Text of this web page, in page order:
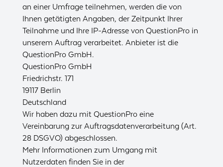
an einer Umfrage teilnehmen, werden die von
Ihnen getätigten Angaben, der Zeitpunkt Ihrer
Teilnahme und Ihre IP-Adresse von QuestionPro in
unserem Auftrag verarbeitet. Anbieter ist die
QuestionPro GmbH.
QuestionPro GmbH
Friedrichstr. 171
19117 Berlin
Deutschland
Wir haben dazu mit QuestionPro eine
Vereinbarung zur Auftragsdatenverarbeitung (Art.
28 DSGVO) abgeschlossen.
Mehr Informationen zum Umgang mit
Nutzerdaten finden Sie in der